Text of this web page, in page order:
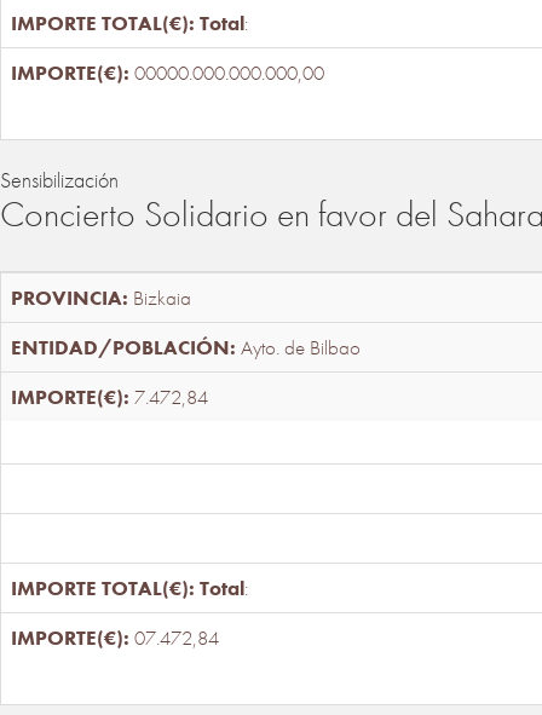
Total:
00000.000.000.000,00
Sensibilización
Concierto Solidario en favor del
Bizkaia
Ayto. de Bilbao
7.472,84
Total:
07.472,84